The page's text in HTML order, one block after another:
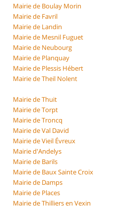
Mairie de Boulay Morin
Mairie de Favril
Mairie de Landin
Mairie de Mesnil Fuguet
Mairie de Neubourg
Mairie de Planquay
Mairie de Plessis Hébert
Mairie de Theil Nolent
Mairie de Thuit
Mairie de Torpt
Mairie de Troncq
Mairie de Val David
Mairie de Vieil Évreux
Mairie d'Andelys
Mairie de Barils
Mairie de Baux Sainte Croix
Mairie de Damps
Mairie de Places
Mairie de Thilliers en Vexin